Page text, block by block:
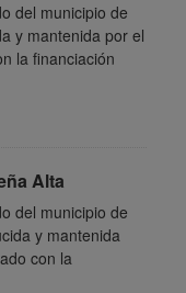
del municipio de
y mantenida por el
la financiación
Alta
del municipio de
y mantenida
con la